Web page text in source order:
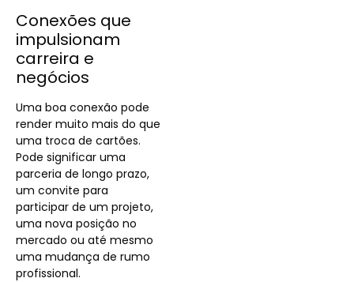
Conexões que
impulsionam
carreira e
negócios
Uma boa conexão pode
render muito mais do que
uma troca de cartões.
Pode significar uma
parceria de longo prazo,
um convite para
participar de um projeto,
uma nova posição no
mercado ou até mesmo
uma mudança de rumo
profissional.